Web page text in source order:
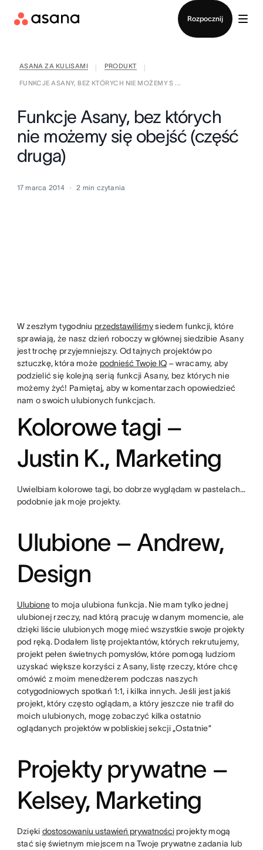
Rozpocznij
ASANA ZA KULISAMI PRODUKT
FUNKCJE ASANY, BEZ KTÓRYCH NIE MOŻEMY S ...
Funkcje Asany, bez których
nie możemy się obejść (część
druga)
17 marca 2014 2 min czytania
W zeszłym tygodniu przedstawiliśmysiedem funkcji, które
sprawiają, że nasz dzień roboczy w głównej siedzibie Asany
jest trochę przyjemniejszy. Od tajnych projektów po
sztuczkę, która może podnieść Twoje IQ– wracamy, aby
podzielić się kolejną serią funkcji Asany, bez których nie
możemy żyć! Pamiętaj, aby w komentarzach opowiedzieć
nam o swoich ulubionych funkcjach.
Kolorowe tagi –
Justin K., Marketing
Uwielbiam kolorowe tagi, bo dobrze wyglądam w pastelach…
podobnie jak moje projekty.
Ulubione – Andrew,
Design
Ulubioneto moja ulubiona funkcja. Nie mam tylko jednej
ulubionej rzeczy, nad którą pracuję w danym momencie, ale
dzięki liście ulubionych mogę mieć wszystkie swoje projekty
pod ręką. Dodałem listę projektantów, których rekrutujemy,
projekt pełen świetnych pomysłów, które pomogą ludziom
uzyskać większe korzyści z Asany, listę rzeczy, które chcę
omówić z moim menedżerem podczas naszych
cotygodniowych spotkań 1:1, i kilka innych. Jeśli jest jakiś
projekt, który często oglądam, a który jeszcze nie trafił do
moich ulubionych, mogę zobaczyć kilka ostatnio
oglądanych projektów w pobliskiej sekcji „Ostatnie”
Projekty prywatne –
Kelsey, Marketing
Dzięki dostosowaniu ustawień prywatnościprojekty mogą
stać się świetnym miejscem na Twoje prywatne zadania lub